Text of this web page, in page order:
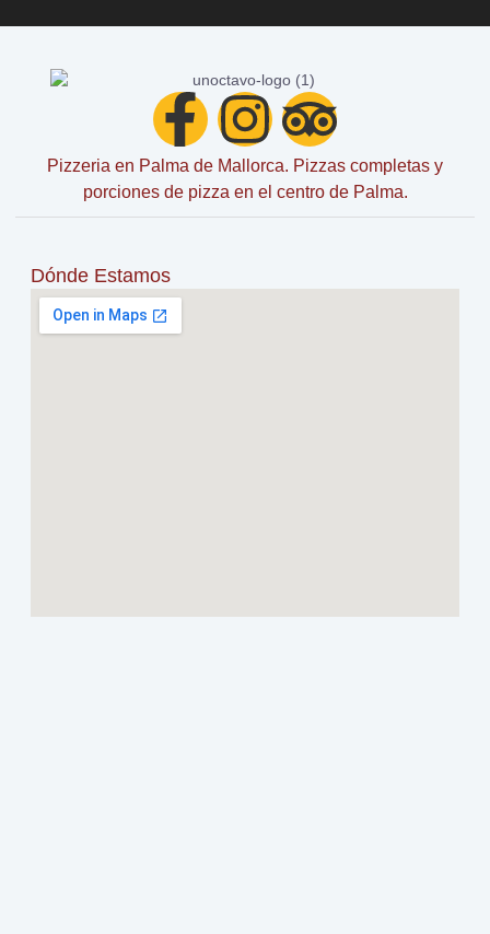
Pizzeria en Palma de Mallorca. Pizzas completas y
porciones de pizza en el centro de Palma.
Dónde Estamos